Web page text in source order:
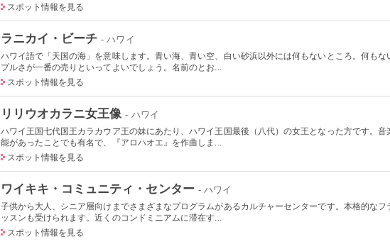
スポット情報を見る
ラニカイ・ビーチ - ハワイ
ハワイ語で「天国の海」を意味します。青い海、青い空、白い砂浜以外には何もないところ。何もな
プルさが一番の売りといってよいでしょう。名前のとお...
スポット情報を見る
リリウオカラニ女王像 - ハワイ
ハワイ王国七代国王カラカウア王の妹にあたり、ハワイ王国最後（八代）の女王となった方です。音
能があったことでも有名で、『アロハオエ』を作曲しま...
スポット情報を見る
ワイキキ・コミュニティ・センター - ハワイ
子供から大人、シニア層向けまでさまざまなプログラムがあるカルチャーセンターです。本格的なフ
ッスンも受けられます。近くのコンドミニアムに滞在す...
スポット情報を見る